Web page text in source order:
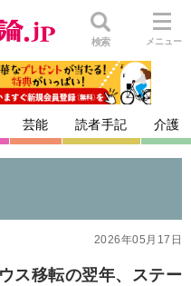
検索 メニュー
芸能 読者手記 介護
2026年05月17日
ス移転の翌年、ステー